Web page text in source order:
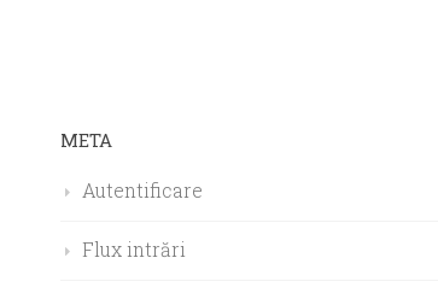
META
Autentificare
Flux intrări